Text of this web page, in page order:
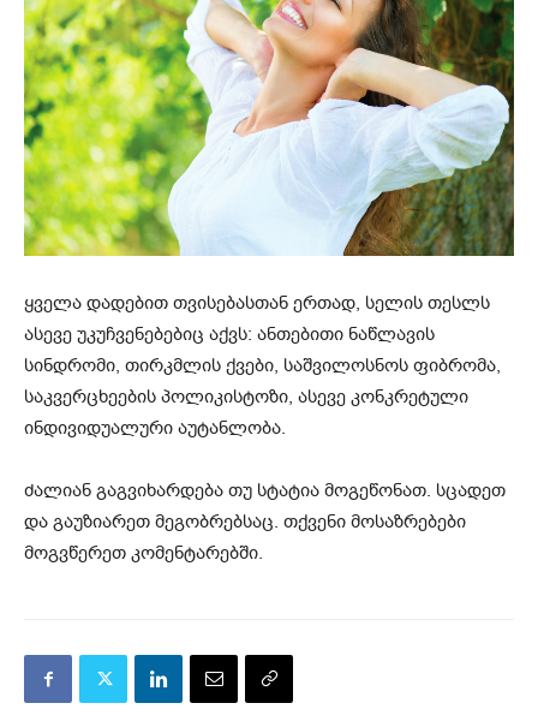
ყველა დადებით თვისებასთან ერთად, სელის თესლს
ასევე უკუჩვენებებიც აქვს: ანთებითი ნაწლავის
სინდრომი, თირკმლის ქვები, საშვილოსნოს ფიბრომა,
საკვერცხეების პოლიკისტოზი, ასევე კონკრეტული
ინდივიდუალური აუტანლობა.
ძალიან გაგვიხარდება თუ სტატია მოგეწონათ. სცადეთ
და გაუზიარეთ მეგობრებსაც. თქვენი მოსაზრებები
მოგვწერეთ კომენტარებში.